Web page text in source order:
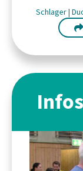
Schlager|